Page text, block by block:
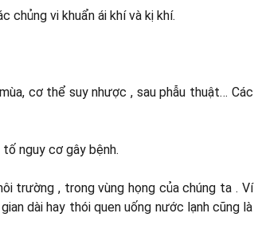
chủng vi khuẩn ái khí và kị khí.
cơ thể suy nhược , sau phẫu thuật… Các
nguy cơ gây bệnh.
trường , trong vùng họng của chúng ta . Ví
dài hay thói quen uống nước lạnh cũng là